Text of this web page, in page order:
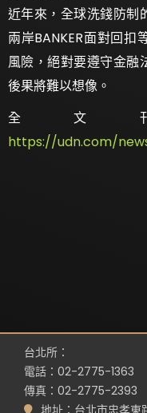
近年來，全球洗錢防制
兩岸BANKER面對回扣
風險，絕對要遵守金融
後果將難以想像。
全文
https://udn.com/
台北所：
電話：02-2775-1363
傳真：02-2775-2393
地址：台北市忠孝東